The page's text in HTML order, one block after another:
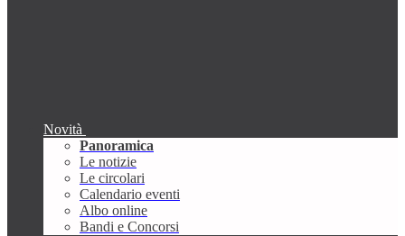
Novità
Panoramica
Le notizie
Le circolari
Calendario eventi
Albo online
Bandi e Concorsi